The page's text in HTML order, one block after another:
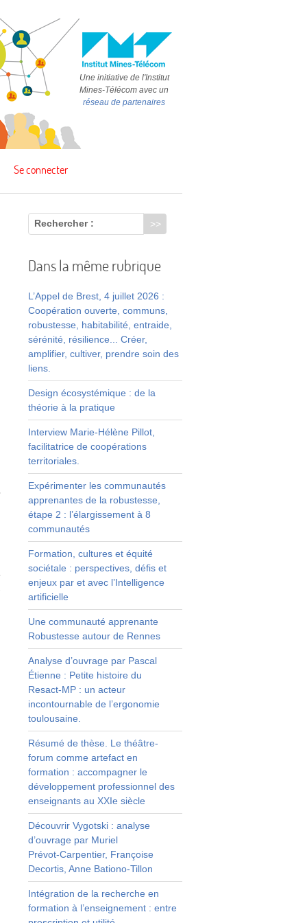
Une initiative de l'Institut
Mines-Télécom avec un
réseau de partenaires
Se connecter
Rechercher :
Dans la même rubrique
L’Appel de Brest, 4 juillet 2026 :
Coopération ouverte, communs,
robustesse, habitabilité, entraide,
sérénité, résilience... Créer,
amplifier, cultiver, prendre soin des
liens.
Design écosystémique : de la
théorie à la pratique
Interview Marie-Hélène Pillot,
facilitatrice de coopérations
territoriales.
Expérimenter les communautés
apprenantes de la robustesse,
étape 2 : l’élargissement à 8
communautés
Formation, cultures et équité
sociétale : perspectives, défis et
enjeux par et avec l’Intelligence
artificielle
Une communauté apprenante
Robustesse autour de Rennes
Analyse d’ouvrage par Pascal
Étienne : Petite histoire du
Resact‑MP : un acteur
incontournable de l’ergonomie
toulousaine.
Résumé de thèse. Le théâtre-
forum comme artefact en
formation : accompagner le
développement professionnel des
enseignants au XXIe siècle
Découvrir Vygotski : analyse
d’ouvrage par Muriel
Prévot‑Carpentier, Françoise
Decortis, Anne Bationo‑Tillon
Intégration de la recherche en
formation à l’enseignement : entre